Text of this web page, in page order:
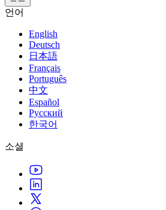
Unity 엔진
모든 플랫폼 위한 2D 및 3D 게임 제작
협업
팀과 함께 신속한 협업과 반복 작업을
Unity 다운로드
플랜 및 가격
배포
Unity가 지원하는 25개 이상의 플랫폼
LiveOps
출시 후 인사이트를 확인하고 라이브
성장
3D 협업
실시간 3D 프로젝트 빌드 및 검토
몰입형 교육
몰입도 높은 환경 제작
고객 경험
인터랙티브 3D 경험 제작
산업 분야
운영 우수성 확보
리테일
상점 경험을 온라인 경험으로 전환
기술 자료
공식 유저. '광고 지면'의 타겟 고객 매
개발자 툴
릴리스 버전 및 이슈 트래커
로드맵
예정된 기능 검토
기술 용어 라이브러리
활용 사례
실제 성공 사례
토론
토론, 문제 해결, 소통
이벤트
글로벌 이벤트 및 현지 이벤트
커뮤니티 사례
Made with Unity
Unity 크리에이터 소개
Livestreams
Unity Awards
전 세계 Unity 크리에이터 축하
Unity Learn
무료로 Unity 기술 마스터
전문 교육
Unity 강사와 함께 팀의 역량을 강화하
Unity 처음 사용하시나요
시작하기
학습 시작하기
Unity 사용이 처음이신가요? 여정 시작
사용법 가이드
실용적인 팁 및 베스트 프랙티스
교육
도움 받기
성공을 위한 Unity
Success 플랜
전문가 지원을 통해 더 빠르게 목표 도
일반적인 질문에 대한 답변
문의하기
언어
English
Deutsch
日本語
Français
Português
中文
Español
Русский
한국어
소셜